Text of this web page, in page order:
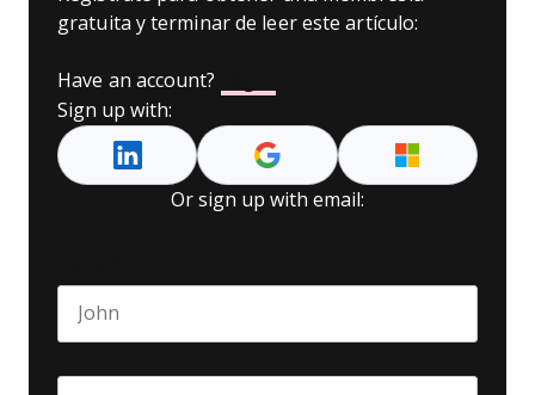
gratuita y terminar de leer este artículo:
Have an account?
Sign up with:
Or sign up with email: